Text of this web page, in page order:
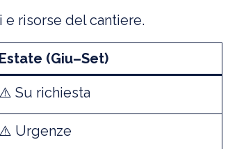
risorse del cantiere.
Estate (Giu–Set)
⚠️ Su richiesta
⚠️ Urgenze